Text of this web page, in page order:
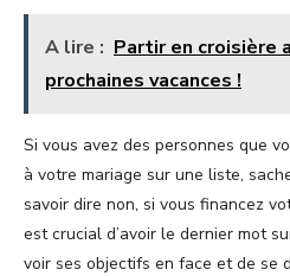
A lire : Partir en croisière
prochaines vacances !
Si vous avez des personnes que
à votre mariage sur une liste,
savoir dire non, si vous financez
est crucial d’avoir le dernier mot
voir ses objectifs en face et de se